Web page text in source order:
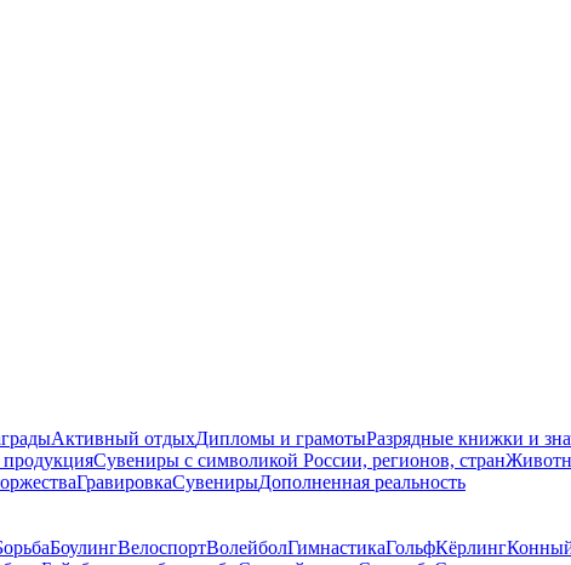
Активный отдыхДипломы и грамотыРазрядные книжки и
продукцияСувениры с символикой России, регионов, стран
ГравировкаСувенирыДополненная реальность
БоулингВелоспортВолейболГимнастикаГольфКёрлинг